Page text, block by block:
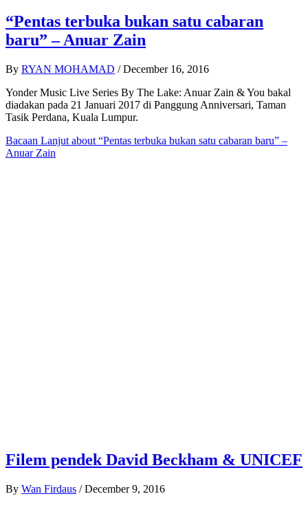
“Pentas terbuka bukan satu cabaran
baru” – Anuar Zain
By RYAN MOHAMAD / December 16, 2016
Yonder Music Live Series By The Lake: Anuar Zain & You bakal
diadakan pada 21 Januari 2017 di Panggung Anniversari, Taman
Tasik Perdana, Kuala Lumpur.
Bacaan Lanjut about “Pentas terbuka bukan satu cabaran baru” –
Anuar Zain
Filem pendek David Beckham & UNICEF
By Wan Firdaus / December 9, 2016